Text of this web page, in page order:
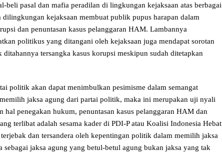
beli pasal dan mafia peradilan di lingkungan kejaksaan atas berbagai
kejaksaan membuat publik pupus harapan dalam
dan penuntasan kasus pelanggaran HAM. Lambannya
politikus yang ditangani oleh kejaksaan juga mendapat sorotan
tersangka kasus korupsi meskipun sudah ditetapkan
politik akan dapat menimbulkan pesimisme dalam semangat
jaksa agung dari partai politik, maka ini merupakan uji nyali
hal penegakan hukum, penuntasan kasus pelanggaran HAM dan
terlibat adalah sesama kader di PDI-P atau Koalisi Indonesia Hebat
dan tersandera oleh kepentingan politik dalam memilih jaksa
sebagai jaksa agung yang betul-betul agung bukan jaksa yang tak